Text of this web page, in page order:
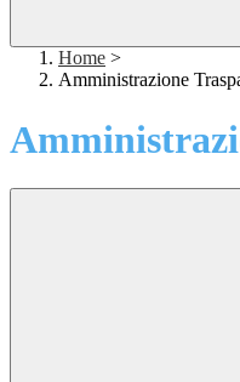
Home >
Amministrazione